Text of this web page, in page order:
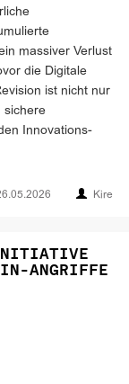
massiver Verlust
die Digitale
ist nicht nur
sichere
Innovations-
Kire
ANGRIFFE